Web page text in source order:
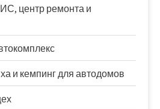
центр ремонта и
и кемпинг для автодомов